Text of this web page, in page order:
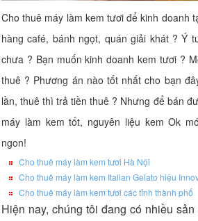
Cho thuê máy làm kem tươi để kinh doanh
hàng café, bánh ngọt, quán giải khát ? Ý
chưa ? Bạn muốn kinh doanh kem tươi ?
thuê ? Phương án nào tốt nhất cho bạn
lần, thuê thì trả tiền thuê ? Nhưng để bán
máy làm kem tốt, nguyên liệu kem Ok
ngon!
Cho thuê máy làm kem tươi Hà Nội
Cho thuê máy làm kem Italian Gelato hiệu
Cho thuê máy làm kem tươi các tỉnh thành phố
Hiện nay, chúng tôi đang có nhiều